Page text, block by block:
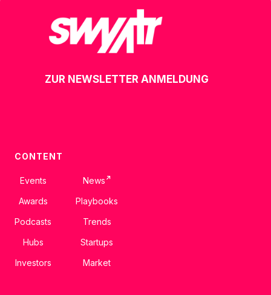
ZUR NEWSLETTER ANMELDUNG
CONTENT
Events
Awards
Podcasts
Hubs
Investors
News ↗
Playbooks
Trends
Startups
Market